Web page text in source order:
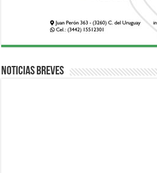
Noticias breves